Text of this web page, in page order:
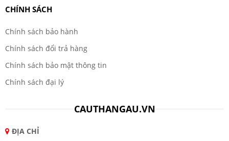
CHÍNH SÁCH
Chính sách bảo hành
Chính sách đổi trả hàng
Chính sách bảo mật thông tin
Chính sách đại lý
CAUTHANGAU.VN
ĐỊA CHỈ